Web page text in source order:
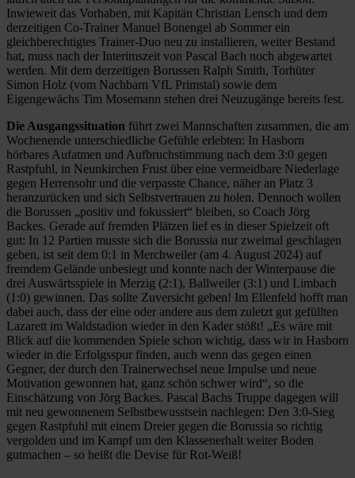
Inwieweit das Vorhaben, mit Kapitän Christian Lensch und dem
derzeitigen Co-Trainer Manuel Bonengel ab Sommer ein
gleichberechtigtes Trainer-Duo neu zu installieren, weiter Bestand
hat, muss nach der Interimszeit von Pascal Bach noch abgewartet
werden. Mit dem derzeitigen Borussen Ralph Smith, Torhüter
Simon Holz (vom Nachbarn VfL Primstal) sowie dem
Eigengewächs Tim Mosemann stehen drei Neuzugänge bereits fest.
Die Ausgangssituation führt zwei Mannschaften zusammen, die am
Wochenende unterschiedliche Gefühle erlebten: In Hasborn
hörbares Aufatmen und Aufbruchstimmung nach dem 3:0 gegen
Rastpfuhl, in Neunkirchen Frust über eine vermeidbare Niederlage
gegen Herrensohr und die verpasste Chance, näher an Platz 3
heranzurücken und sich Selbstvertrauen zu holen. Dennoch wollen
die Borussen „positiv und fokussiert“ bleiben, so Coach Jörg
Backes. Gerade auf fremden Plätzen lief es in dieser Spielzeit oft
gut: In 12 Partien musste sich die Borussia nur zweimal geschlagen
geben, ist seit dem 0:1 in Merchweiler (am 4. August 2024) auf
fremdem Gelände unbesiegt und konnte nach der Winterpause die
drei Auswärtsspiele in Merzig (2:1), Ballweiler (3:1) und Limbach
(1:0) gewinnen. Das sollte Zuversicht geben! Im Ellenfeld hofft man
dabei auch, dass der eine oder andere aus dem zuletzt gut gefüllten
Lazarett im Waldstadion wieder in den Kader stößt! „Es wäre mit
Blick auf die kommenden Spiele schon wichtig, dass wir in Hasborn
wieder in die Erfolgsspur finden, auch wenn das gegen einen
Gegner, der durch den Trainerwechsel neue Impulse und neue
Motivation gewonnen hat, ganz schön schwer wird“, so die
Einschätzung von Jörg Backes. Pascal Bachs Truppe dagegen will
mit neu gewonnenem Selbstbewusstsein nachlegen: Den 3:0-Sieg
gegen Rastpfuhl mit einem Dreier gegen die Borussia so richtig
vergolden und im Kampf um den Klassenerhalt weiter Boden
gutmachen – so heißt die Devise für Rot-Weiß!